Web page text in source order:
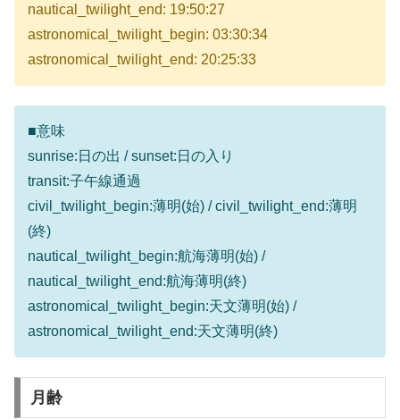
nautical_twilight_end: 19:50:27
astronomical_twilight_begin: 03:30:34
astronomical_twilight_end: 20:25:33
■意味
sunrise:日の出 / sunset:日の入り
transit:子午線通過
civil_twilight_begin:薄明(始) / civil_twilight_end:薄明
(終)
nautical_twilight_begin:航海薄明(始) /
nautical_twilight_end:航海薄明(終)
astronomical_twilight_begin:天文薄明(始) /
astronomical_twilight_end:天文薄明(終)
月齢